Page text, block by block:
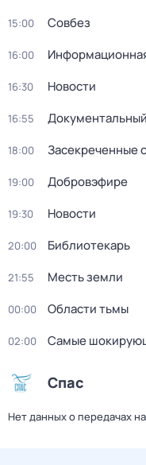
15:00 Совбез
16:00
16:30 Новости
16:55
18:00 Заcекрeченные
19:00 Добровэфире
19:30 Новости
20:00 Библиотекарь
21:55 Месть земли
00:00 Области тьмы
02:00 Самые
Спас
Нет данных о передачах